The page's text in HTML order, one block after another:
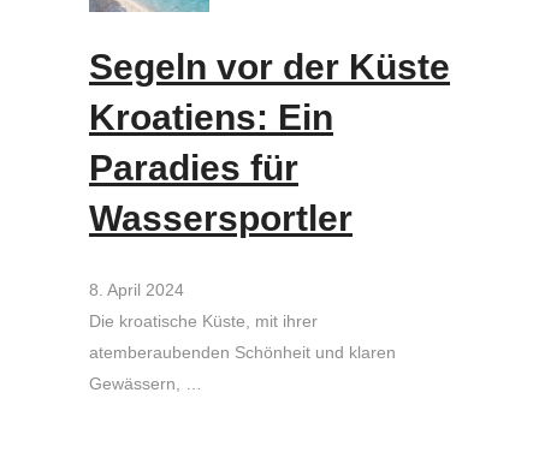
Segeln vor der Küste
Kroatiens: Ein
Paradies für
Wassersportler
8. April 2024
Die kroatische Küste, mit ihrer
atemberaubenden Schönheit und klaren
Gewässern, …